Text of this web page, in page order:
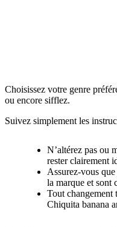
Choisissez votre genre
ou encore sifflez.
Suivez simplement les
N’altérez pas ou
rester clairement
Assurez-vous
la marque et sont
Tout changement
Chiquita banana